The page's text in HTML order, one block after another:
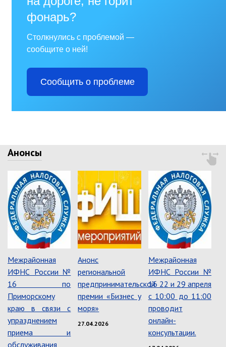
Об отделе
граждан
Опека и попечительство
Управление ЖКК
Правила благоустройства
Капитальный ремонт
Схема
теплоснабжения,водоснабжения.
Программа комплексного
развития систем
коммун.инфраструктуры
Подготовка к отопительному
Тарифы, нормативы
Информирование граждан
Административно-хозяйственное
управление
Анонсы
Межрайонная
ИФНС России №
16 по
Приморскому
краю в связи с
упразднением
приема и
обслуживания
Анонс
региональной
предпринимательской
премии «Бизнес у
моря»
27.04.2026
Межрайонная
ИФНС России №
16 22 и 29 апреля
с 10:00 до 11:00
проводит
онлайн-
консультации.